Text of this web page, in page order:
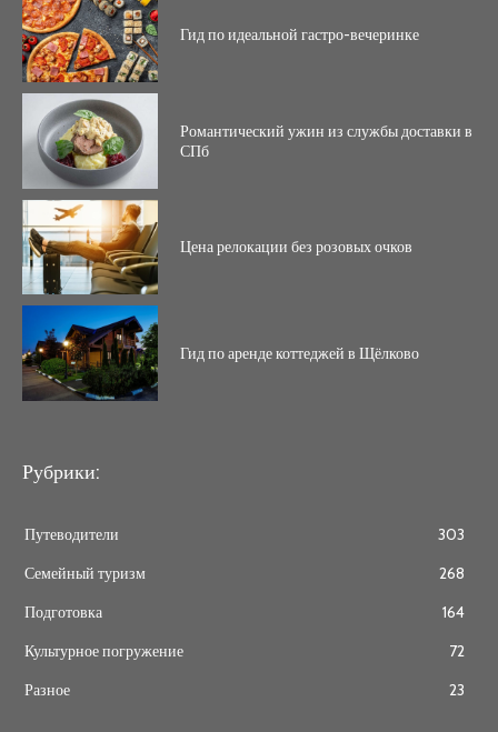
Гид по идеальной гастро-вечеринке
Романтический ужин из службы доставки в
СПб
Цена релокации без розовых очков
Гид по аренде коттеджей в Щёлково
Рубрики:
Путеводители
303
Семейный туризм
268
Подготовка
164
Культурное погружение
72
Разное
23